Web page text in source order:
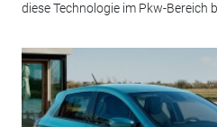
diese Technologie im Pkw-Bereich